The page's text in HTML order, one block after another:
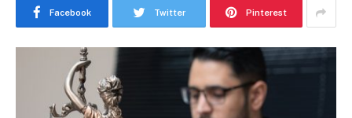
Facebook Twitter Pinterest